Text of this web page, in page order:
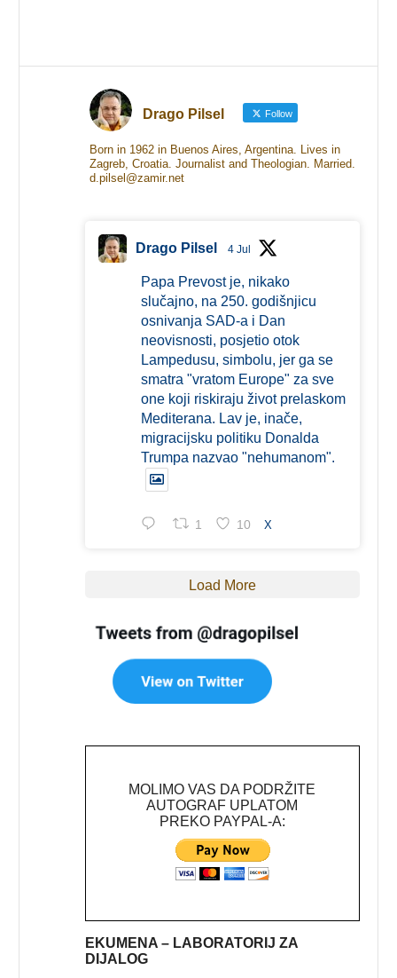
Drago Pilsel Follow
Born in 1962 in Buenos Aires, Argentina. Lives in
Zagreb, Croatia. Journalist and Theologian. Married.
d.pilsel@zamir.net
Drago Pilsel 4 Jul
Papa Prevost je, nikako
slučajno, na 250. godišnjicu
osnivanja SAD-a i Dan
neovisnosti, posjetio otok
Lampedusu, simbolu, jer ga se
smatra "vratom Europe" za sve
one koji riskiraju život prelaskom
Mediterana. Lav je, inače,
migracijsku politiku Donalda
Trumpa nazvao "nehumanom".
1 10 X
Load More
MOLIMO VAS DA PODRŽITE
AUTOGRAF UPLATOM
PREKO PAYPAL-A:
EKUMENA – LABORATORIJ ZA
DIJALOG